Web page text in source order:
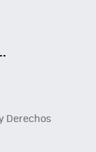
Derechos